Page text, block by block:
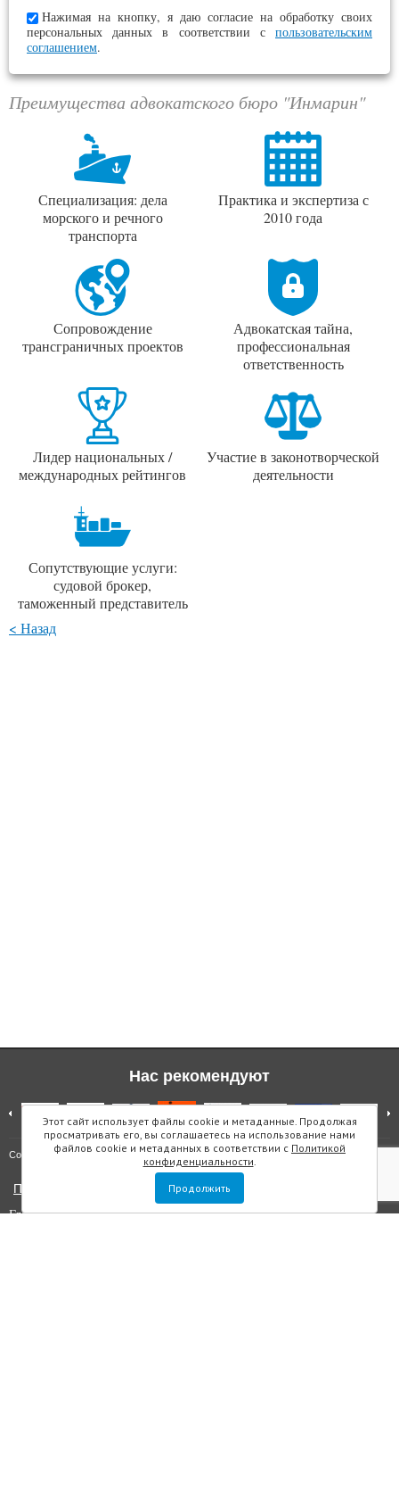
Нажимая на кнопку, я даю согласие на обработку своих
персональных данных в соответствии с пользовательским
соглашением.
Преимущества адвокатского бюро "Инмарин"
Специализация: дела
морского и речного
транспорта
Практика и экспертиза с
2010 года
Сопровождение
трансграничных проектов
Адвокатская тайна,
профессиональная
ответственность
Лидер национальных /
международных рейтингов
Участие в законотворческой
деятельности
Сопутствующие услуги:
судовой брокер,
таможенный представитель
< Назад
Этот сайт использует файлы cookie и метаданные. Продолжая
просматривать его, вы соглашаетесь на использование нами
файлов cookie и метаданных в соответствии с Политикой
конфиденциальности.
Продолжить
Нас рекомендуют
Copyright © "Инмарин" Карта сайта
Политика конфиденциальности
Главный редактор Маслова Е.О.